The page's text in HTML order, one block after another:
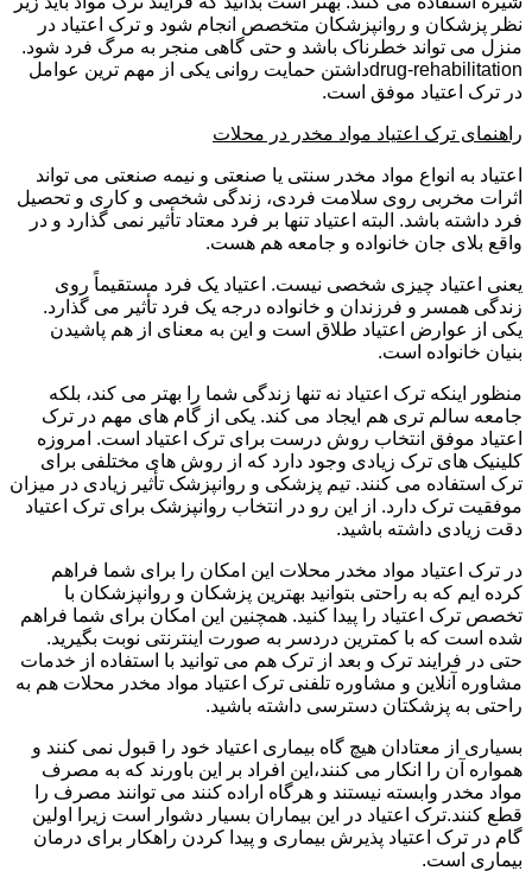
نظر پزشکان و روانپزشکان متخصص انجام شود و ترک اعتیاد در
منزل می تواند خطرناک باشد و حتی گاهی منجر به مرگ فرد شود.
drug-rehabilitationداشتن حمایت روانی یکی از مهم ترین عوامل
در ترک اعتیاد موفق است.
راهنمای ترک اعتیاد مواد مخدر در محلات
اعتیاد به انواع مواد مخدر سنتی یا صنعتی و نیمه صنعتی می تواند
اثرات مخربی روی سلامت فردی، زندگی شخصی و کاری و تحصیل
فرد داشته باشد. البته اعتیاد تنها بر فرد معتاد تأثیر نمی گذارد و در
واقع بلای جان خانواده و جامعه هم هست.
یعنی اعتیاد چیزی شخصی نیست. اعتیاد یک فرد مستقیماً روی
زندگی همسر و فرزندان و خانواده درجه یک فرد تأثیر می گذارد.
یکی از عوارض اعتیاد طلاق است و این به معنای از هم پاشیدن
بنیان خانواده است.
منظور اینکه ترک اعتیاد نه تنها زندگی شما را بهتر می کند، بلکه
جامعه سالم تری هم ایجاد می کند. یکی از گام های مهم در ترک
اعتیاد موفق انتخاب روش درست برای ترک اعتیاد است. امروزه
کلینیک های ترک زیادی وجود دارد که از روش های مختلفی برای
ترک استفاده می کنند. تیم پزشکی و روانپزشک تأثیر زیادی در میزان
موفقیت ترک دارد. از این رو در انتخاب روانپزشک برای ترک اعتیاد
دقت زیادی داشته باشید.
در ترک اعتیاد مواد مخدر محلات این امکان را برای شما فراهم
کرده ایم که به راحتی بتوانید بهترین پزشکان و روانپزشکان با
تخصص ترک اعتیاد را پیدا کنید. همچنین این امکان برای شما فراهم
شده است که با کمترین دردسر به صورت اینترنتی نوبت بگیرید.
حتی در فرایند ترک و بعد از ترک هم می توانید با استفاده از خدمات
مشاوره آنلاین و مشاوره تلفنی ترک اعتیاد مواد مخدر محلات هم به
راحتی به پزشکتان دسترسی داشته باشید.
بسیاری از معتادان هیچ گاه بیماری اعتیاد خود را قبول نمی کنند و
همواره آن را انکار می کنند،این افراد بر این باورند که به مصرف
مواد مخدر وابسته نیستند و هرگاه اراده کنند می توانند مصرف را
قطع کنند.ترک اعتیاد در این بیماران بسیار دشوار است زیرا اولین
گام در ترک اعتیاد پذیرش بیماری و پیدا کردن راهکار برای درمان
بیماری است.